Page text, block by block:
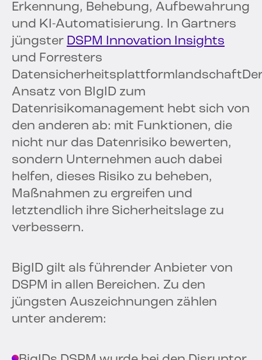
Erkennung, Behebung, Aufbewahrung
und KI-Automatisierung. In Gartners
jüngster DSPM Innovation Insights
und Forresters
Datensicherheitsplattformlandschaft
Ansatz von BIgID zum
Datenrisikomanagement hebt sich von
den anderen ab: mit Funktionen, die
nicht nur das Datenrisiko bewerten,
sondern Unternehmen auch dabei
helfen, dieses Risiko zu beheben,
Maßnahmen zu ergreifen und
letztendlich ihre Sicherheitslage zu
verbessern.
BigID gilt als führender Anbieter von
DSPM in allen Bereichen. Zu den
jüngsten Auszeichnungen zählen
unter anderem: